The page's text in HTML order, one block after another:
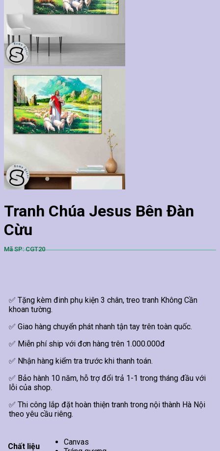
Tranh Chúa Jesus Bên Đàn
Cừu
Mã SP: CGT20
✅ Tặng kèm đinh phụ kiện 3 chân, treo tranh Không Cần
khoan tường.
✅ Giao hàng chuyển phát nhanh tận tay trên toàn quốc.
✅ Miễn phí ship với đơn hàng trên 1.000.000đ
✅ Nhận hàng kiểm tra trước khi thanh toán.
✅ Bảo hành 10 năm, hỗ trợ đổi trả 1-1 trong tháng đầu với
lỗi của shop.
✅ Thi công lắp đặt hoàn thiện tranh trong nội thành Hà Nội
theo yêu cầu riêng.
Chất liệu
Canvas